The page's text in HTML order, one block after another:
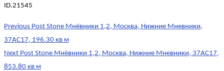
ID.21545
Post
navigation
Previous Post Stone Мнёвники 1,2, Москва, Нижние Мневники,
37АС17, 196.30 кв м
Next Post Stone Мнёвники 1,2, Москва, Нижние Мневники, 37АС17,
853.80 кв м